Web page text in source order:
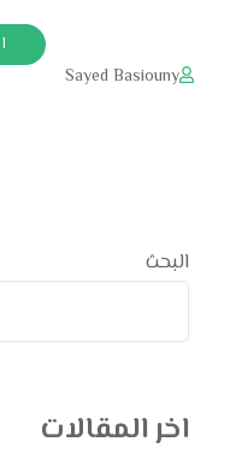
Sayed Basiouny
البحث
اخر المقالات